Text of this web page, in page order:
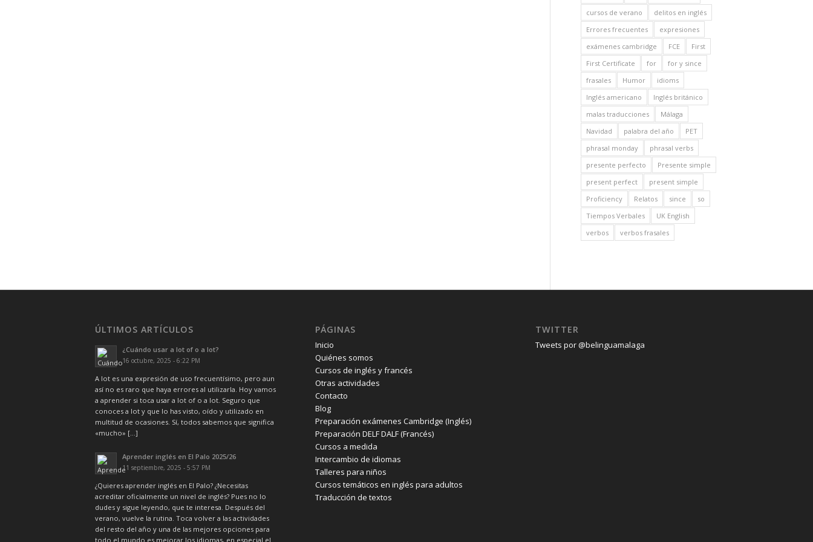
cursos de verano
delitos en inglés
Errores frecuentes
expresiones
exámenes cambridge
FCE
First
First Certificate
for
for y since
frasales
Humor
idioms
Inglés americano
Inglés británico
malas traducciones
Málaga
Navidad
palabra del año
PET
phrasal monday
phrasal verbs
presente perfecto
Presente simple
present perfect
present simple
Proficiency
Relatos since
so
Tiempos Verbales
UK English
verbos
verbos frasales
ÚLTIMOS ARTÍCULOS
¿Cuándo usar a lot of o a lot?
16 octubre, 2025 - 6:22 PM
A lot es una expresión de uso frecuentísimo, pero aun
así no es raro que haya errores al utilizarla. Hoy vamos
a aprender si toca usar a lot of o a lot. Seguro que
conoces a lot y que lo has visto, oído y utilizado en
multitud de ocasiones. Sí, todos sabemos que significa
«mucho» […]
Aprender inglés en El Palo 2025/26
11 septiembre, 2025 - 5:57 PM
¿Quieres aprender inglés en El Palo? ¿Necesitas
acreditar oficialmente un nivel de inglés? Pues no lo
dudes y sigue leyendo, que te interesa. Después del
verano, vuelve la rutina. Toca volver a las actividades
del resto del año y una de las mejores opciones para
todo el mundo es mejorar los idiomas, en especial el
PÁGINAS
Inicio
Quiénes somos
Cursos de inglés y francés
Otras actividades
Contacto
Blog
Preparación exámenes Cambridge (Inglés)
Preparación DELF DALF (Francés)
Cursos a medida
Intercambio de idiomas
Talleres para niños
Cursos temáticos en inglés para adultos
Traducción de textos
TWITTER
Tweets por @belinguamalaga